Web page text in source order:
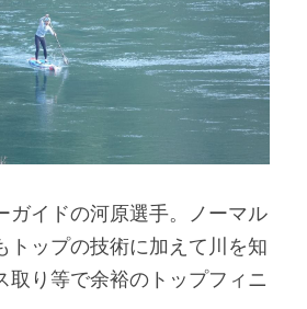
ガイドの河原選手。ノーマル
トップの技術に加えて川を知
取り等で余裕のトップフィニ